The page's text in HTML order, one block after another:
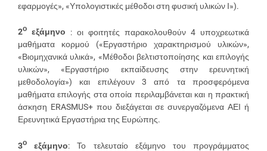
εφαρμογές», «Υπολογιστικές μέθοδοι στη φυσική υλικών Ι»).
2ο εξάμηνο : οι φοιτητές παρακολουθούν 4 υποχρεωτικά
μαθήματα κορμού («Εργαστήριο χαρακτηρισμού υλικών»,
«Βιομηχανικά υλικά», «Μέθοδοι βελτιστοποίησης και επιλογής
υλικών», «Εργαστήριο εκπαίδευσης στην ερευνητική
μεθοδολογία») και επιλέγουν 3 από τα προσφερόμενα
μαθήματα επιλογής στα οποία περιλαμβάνεται και η πρακτική
άσκηση ERASMUS+ που διεξάγεται σε συνεργαζόμενα ΑΕΙ ή
Ερευνητικά Εργαστήρια της Ευρώπης.
3ο εξάμηνο: Το τελευταίο εξάμηνο του προγράμματος